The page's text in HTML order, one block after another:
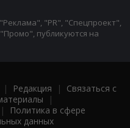
"PR", "Спецпроект",
публикуются на
| Редакция | Связаться с
|
|
Политика в сфере
данных